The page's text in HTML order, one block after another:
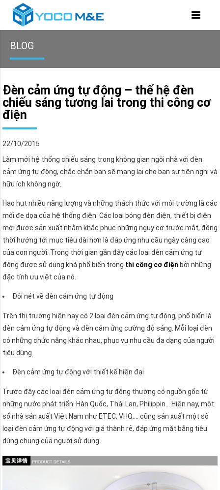
BLOG
Đèn cảm ứng tự động – thế hệ đèn
chiếu sáng tương lai trong thi công cơ
điện
22/10/2015
Làm mới hệ thống chiếu sáng trong không gian ngôi nhà với đèn
cảm ứng tự động, chắc chắn bạn sẽ mang lại cho bạn sự tiện nghi và
hữu ích không ngờ.
Hao hụt nhiều năng lượng và những thách thức với môi trường là các
mối đe dọa của hệ thống điện. Các loại bóng đèn điện, thiết bị điện
mới được sản xuất nhằm khắc phục những nguy cơ trước mắt, đồng
thời hướng tới mục tiêu dài hơn là đáp ứng nhu cầu ngày càng cao
của con người. Trong thời gian gần đây các loại đèn cảm ứng tự
động được sử dụng khá phổ biến trong thi công cơ điện bởi những
đặc tính ưu việt của nó.
Đôi nét về đèn cảm ứng tự động
Trên thị trường hiện nay có 2 loại đèn cảm ứng tự động, phổ biến là
đèn cảm ứng tự động và đèn cảm ứng cường độ sáng. Mỗi loại đèn
có những chức năng khác nhau, phục vụ nhu cầu đa dạng của người
tiêu dùng.
Đèn cảm ứng tự động với thiết kế hiện đại
Trước đây các loại đèn cảm ứng tự động thường có nguồn gốc từ
những nước phát triển: Hàn Quốc, Thái Lan, Philippin… Hiện nay, một
số nhà sản xuất Việt Nam như ETEC, VHQ,… cũng sản xuất một số
loại đèn cảm ứng tự động với giá thành rẻ, đáp ứng mặt bằng tiêu
dùng chung của người sử dụng.